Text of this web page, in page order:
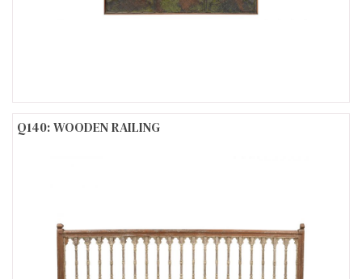
Q140: WOODEN RAILING